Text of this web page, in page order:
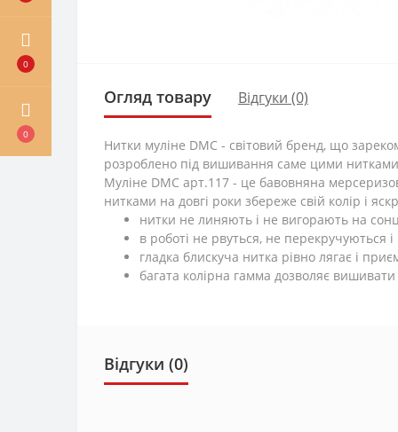
0
0
Огляд товару Відгуки (0)
Нитки муліне DMC - світовий бренд, що
розроблено під вишивання саме цими
Муліне DMC арт.117 - це бавовняна
нитками на довгі роки збереже свій колір і
нитки не линяють і не вигорають на
в роботі не рвуться, не перекручуються
гладка блискуча нитка рівно лягає і
багата колірна гамма дозволяє
Відгуки (0)